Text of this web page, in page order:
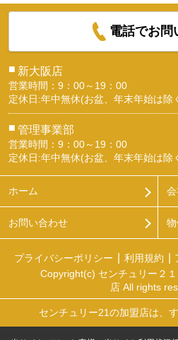
電話でお問
■ 新大阪店
営業時間：9：00～19：00
定休日:年中無休(お盆、年末年始は除
■ 管理事業部
営業時間：9：00～19：00
定休日:年中無休(お盆、年末年始は除
ホーム
お問い合わせ
プライバシーポリシー 利用規約
Copyright(c) センチュリー２
店 All rights
センチュリー21の加盟店は、